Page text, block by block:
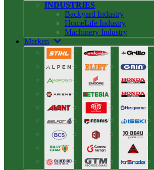
INDUSTRIES
Backyard Industry
HomeLife Industry
Machinery Industry
Merken